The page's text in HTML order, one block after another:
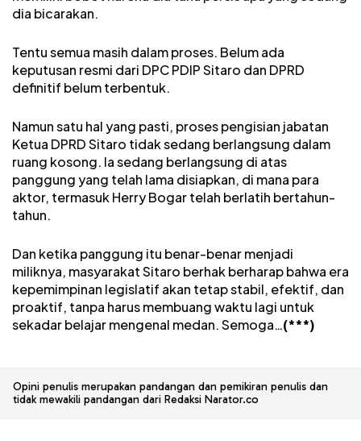
dia bicarakan.
Tentu semua masih dalam proses. Belum ada
keputusan resmi dari DPC PDIP Sitaro dan DPRD
definitif belum terbentuk.
Namun satu hal yang pasti, proses pengisian jabatan
Ketua DPRD Sitaro tidak sedang berlangsung dalam
ruang kosong. Ia sedang berlangsung di atas
panggung yang telah lama disiapkan, di mana para
aktor, termasuk Herry Bogar telah berlatih bertahun-
tahun.
Dan ketika panggung itu benar-benar menjadi
miliknya, masyarakat Sitaro berhak berharap bahwa era
kepemimpinan legislatif akan tetap stabil, efektif, dan
proaktif, tanpa harus membuang waktu lagi untuk
sekadar belajar mengenal medan. Semoga…(***)
Opini penulis merupakan pandangan dan pemikiran penulis dan
tidak mewakili pandangan dari Redaksi Narator.co